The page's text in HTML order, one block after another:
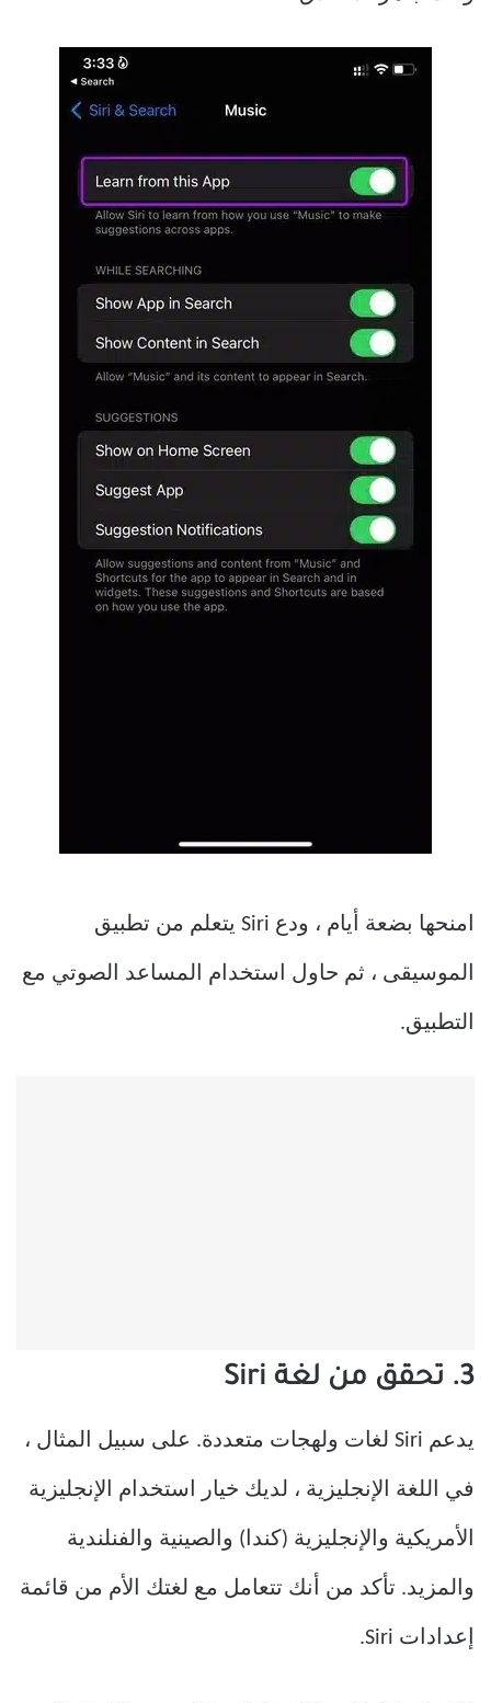
امنحها بضعة أيام ، ودع Siri يتعلم من تطبيق
الموسيقى ، ثم حاول استخدام المساعد الصوتي مع
التطبيق.
3. تحقق من لغة Siri
يدعم Siri لغات ولهجات متعددة. على سبيل المثال ،
في اللغة الإنجليزية ، لديك خيار استخدام الإنجليزية
الأمريكية والإنجليزية (كندا) والصينية والفنلندية
والمزيد. تأكد من أنك تتعامل مع لغتك الأم من قائمة
إعدادات Siri.